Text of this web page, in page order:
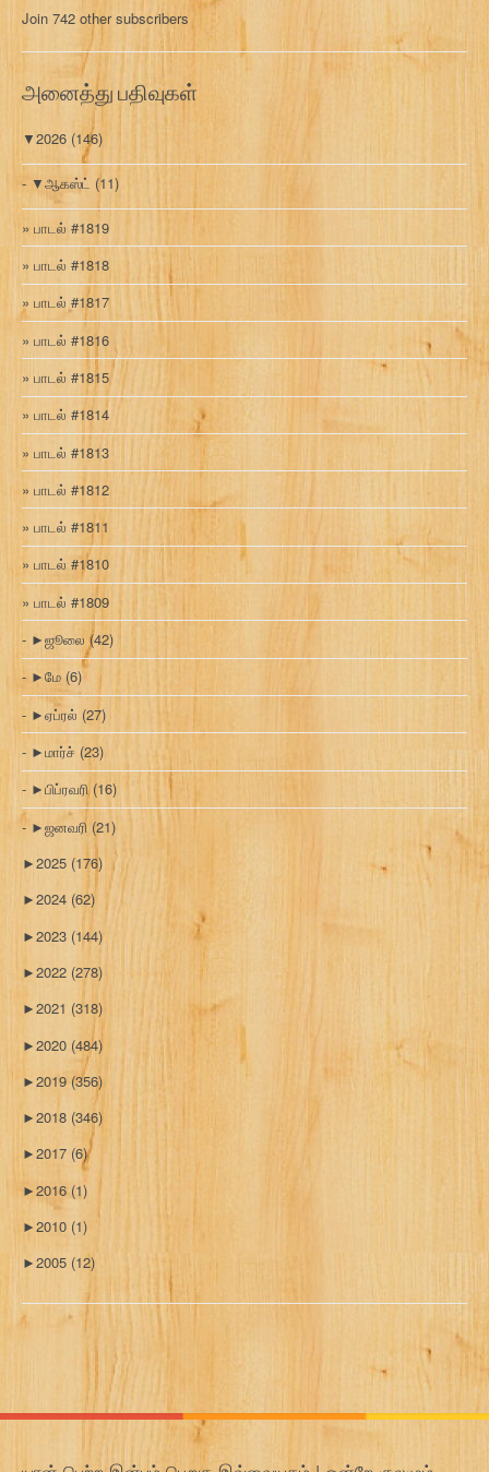
க
வ
Join 742 other subscribers
அனைத்து பதிவுகள்
▼2026 (146)
▼ஆகஸ்ட் (11)
பாடல் #1819
பாடல் #1818
பாடல் #1817
பாடல் #1816
பாடல் #1815
பாடல் #1814
பாடல் #1813
பாடல் #1812
பாடல் #1811
பாடல் #1810
பாடல் #1809
►ஜூலை (42)
►மே (6)
►ஏப்ரல் (27)
►மார்ச் (23)
►பிப்ரவரி (16)
►ஜனவரி (21)
►2025 (176)
►2024 (62)
►2023 (144)
►2022 (278)
►2021 (318)
►2020 (484)
►2019 (356)
►2018 (346)
►2017 (6)
►2016 (1)
►2010 (1)
►2005 (12)